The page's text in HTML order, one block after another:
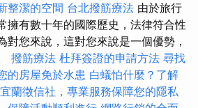
整潔的空間 台北撥筋療法 由於旅行
擁有數十年的國際歷史，法律符合性
對您來說，這對您來說是一個優勢，
撥筋療法 杜拜簽證的申請方法 尋找
的房屋免於水患 白蟻怕什麼？了解
宜蘭徵信社，專業服務保障您的隱私